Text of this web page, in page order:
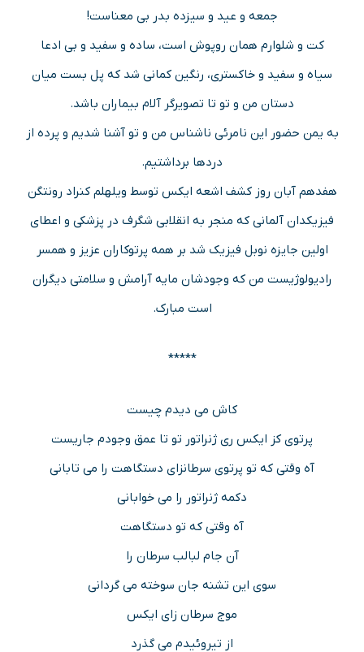
جمعه و عید و سیزده بدر بی معناست!
کت و شلوارم همان روپوش است، ساده و سفید و بی ادعا
سیاه و سفید و خاکستری، رنگین کمانی شد که پل بست میان
دستان من و تو تا تصویرگر آلام بیماران باشد.
به یمن حضور این نامرئی ناشناس من و تو آشنا شدیم و پرده از
دردها برداشتیم.
هفدهم آبان روز کشف اشعه ایکس توسط ویلهلم کنراد رونتگن
فیزیکدان آلمانی که منجر به انقلابی شگرف در پزشکی و اعطای
اولین جایزه نوبل فیزیک شد بر همه پرتوکاران عزیز و همسر
رادیولوژیست من که وجودشان مایه آرامش و سلامتی دیگران
است مبارک.
*****
کاش می دیدم چیست
پرتوی کز ایکس ری ژنراتور تو تا عمق وجودم جاریست
آه وقتی که تو پرتوی سرطانزای دستگاهت را می تابانی
دکمه ژنراتور را می خوابانی
آه وقتی که تو دستگاهت
آن جام لبالب سرطان را
سوی این تشنه جان سوخته می گردانی
موج سرطان زای ایکس
از تیروئیدم می گذرد